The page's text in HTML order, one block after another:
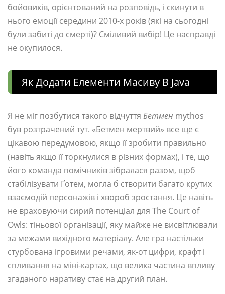
бойовиків, орієнтований на розповідь, і скинути в
нього емоції середини 2010-х років (які на сьогодні
були забиті до смерті)? Сміливий вибір! Це насправді
не окупилося.
Як Додати Елементи Масиву В Java
Я не міг позбутися такого відчуття Бетмен mythos
був розтрачений тут. «Бетмен мертвий» все ще є
цікавою передумовою, якщо її зробити правильно
(навіть якщо її торкнулися в різних формах), і те, що
його команда помічників зібралася разом, щоб
стабілізувати Ґотем, могла б створити багато крутих
взаємодій персонажів і хвороб зростання. Це навіть
не враховуючи сирий потенціал для The Court of
Owls: тіньової організації, яку майже не висвітлювали
за межами вихідного матеріалу. Але гра настільки
стурбована ігровими речами, як-от цифри, крафт і
спливання на міні-картах, що велика частина впливу
згаданого наративу стає на другий план.